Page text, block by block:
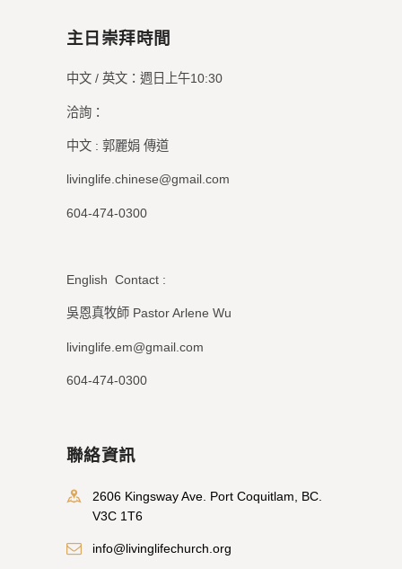
主日崇拜時間
中文 / 英文：週日上午10:30
洽詢：
中文 : 郭麗娟 傳道
livinglife.chinese@gmail.com
604-474-0300
English Contact :
吳恩真牧師 Pastor Arlene Wu
livinglife.em@gmail.com
604-474-0300
聯絡資訊
2606 Kingsway Ave. Port Coquitlam, BC.
V3C 1T6
info@livinglifechurch.org